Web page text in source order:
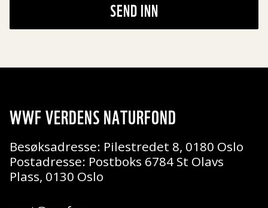
SEND INN
WWF VERDENS NATURFOND
Besøksadresse: Pilestredet 8, 0180 Oslo
Postadresse: Postboks 6784 St Olavs
Plass, 0130 Oslo